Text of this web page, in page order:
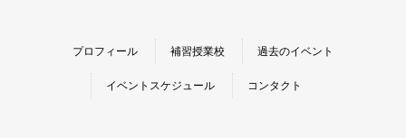
プロフィール 補習授業校 過去のイベント
イベントスケジュール コンタクト